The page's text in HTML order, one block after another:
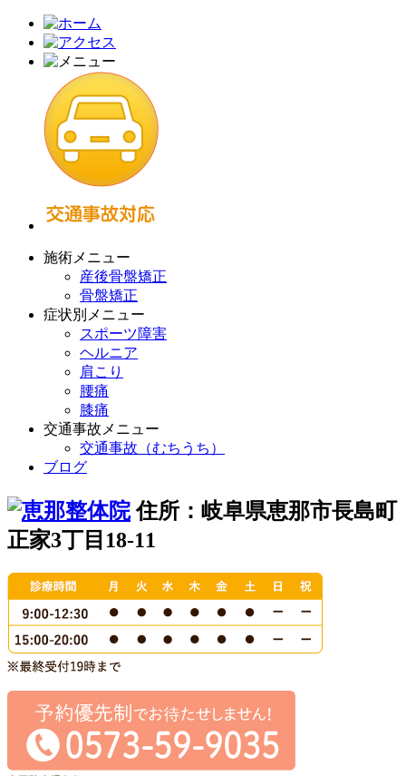
施術メニュー
産後骨盤矯正
骨盤矯正
症状別メニュー
スポーツ障害
ヘルニア
肩こり
腰痛
膝痛
交通事故メニュー
交通事故（むちうち）
ブログ
住所：岐阜県恵那市長島町
正家3丁目18-11